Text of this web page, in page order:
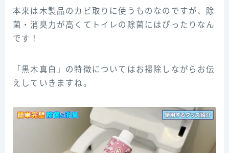
本来は木製品のカビ取りに使うものなのですが、除
菌・消臭力が高くてトイレの除菌にはぴったりなん
です！
「黒木真白」の特徴についてはお掃除しながらお伝
えしていきますね。